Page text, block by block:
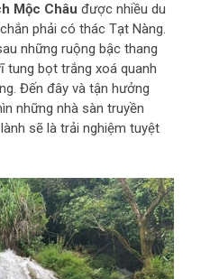
Mộc Châu được nhiều du
phải có thác Tạt Nàng.
những ruộng bậc thang
tung bọt trắng xoá quanh
Đến đây và tận hưởng
những nhà sàn truyền
sẽ là trải nghiệm tuyệt